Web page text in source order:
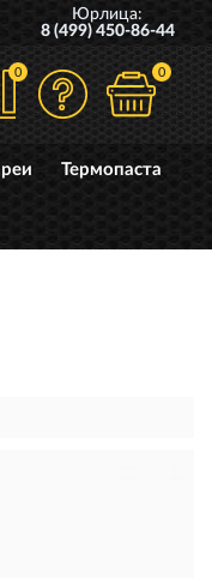
ПО ВСЕЙ РОССИИ
Юрлица:
8 (499) 450-86-44
0 0
Термопаста